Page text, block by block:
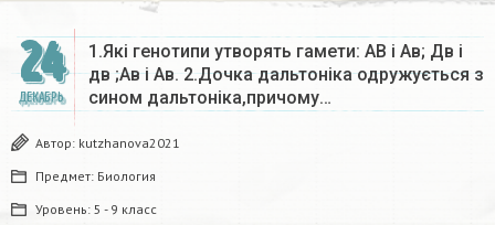
24
ДЕКАБРЬ
1.Які генотипи утворять гамети: АВ і Ав; Дв і
дв ;Ав і Ав. 2.Дочка дальтоніка одружується з
сином дальтоніка,причому…
Автор: kutzhanova2021
Предмет: Биология
Уровень: 5 - 9 класс